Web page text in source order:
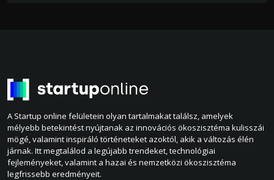
A Startup online felületein olyan tartalmakat találsz, amelyek
mélyebb betekintést nyújtanak az innovációs ökoszisztéma kulisszái
mögé, valamint inspiráló történeteket azoktól, akik a változás élén
járnak. Itt megtalálod a legújabb trendeket, technológiai
fejleményeket, valamint a hazai és nemzetközi ökoszisztéma
legfrissebb eredményeit.